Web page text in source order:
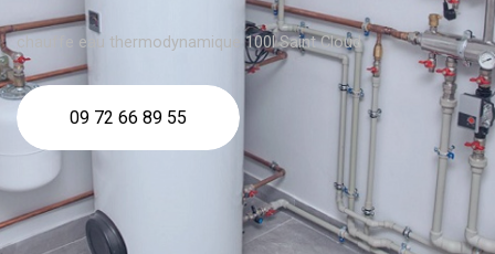
chauffe eau thermodynamique 100l Saint Cloud
09 72 66 89 55